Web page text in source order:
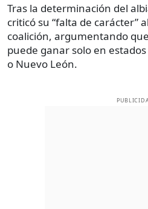
Tras la determinación del
criticó su “falta de carácter”
coalición, argumentando
puede ganar solo en
o Nuevo León.